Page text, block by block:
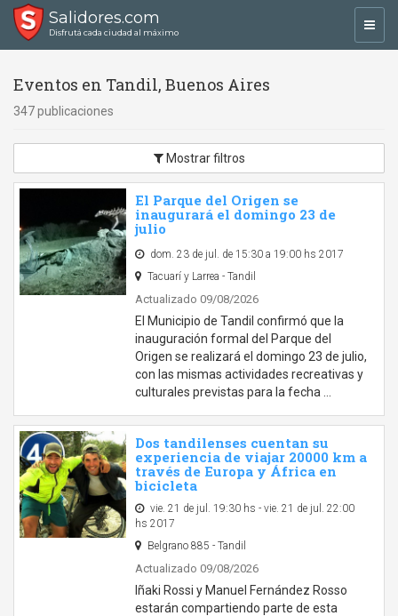
Salidores.com
Disfrutá cada ciudad al máximo
Eventos en Tandil, Buenos Aires
347 publicaciones
Mostrar filtros
El Parque del Origen se
inaugurará el domingo 23 de
julio
dom. 23 de jul. de 15:30 a 19:00 hs 2017
Tacuarí y Larrea - Tandil
Actualizado 09/08/2026
El Municipio de Tandil confirmó que la
inauguración formal del Parque del
Origen se realizará el domingo 23 de julio,
con las mismas actividades recreativas y
culturales previstas para la fecha …
Dos tandilenses cuentan su
experiencia de viajar 20000 km a
través de Europa y África en
bicicleta
vie. 21 de jul. 19:30 hs - vie. 21 de jul. 22:00
hs 2017
Belgrano 885 - Tandil
Actualizado 09/08/2026
Iñaki Rossi y Manuel Fernández Rosso
estarán compartiendo parte de esta